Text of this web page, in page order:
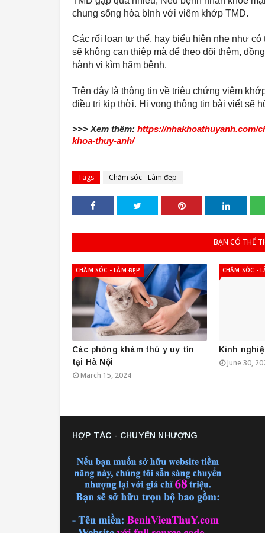
chung sống hòa bình với viêm khớp TMD.
Các rối loạn tư thế, hay biểu hiện nhẹ như
sẽ không can thiệp mà để theo dõi thêm,
hành vi kìm hãm bệnh.
Trên đây là thông tin về triệu chứng viêm
điều trị kịp thời. Hi vọng thông tin bài viết sẽ
>>> Xem thêm: https://nhakhoathuyanh.com/
khoa-thuy-anh/
Tags Chăm sóc - Làm đẹp
BẠN CÓ THỂ
CHĂM SÓC - LÀM ĐẸP
Các phòng khám thú y uy tín
tại Hà Nội
March 15, 2024
CHĂM SÓC -
Kinh
June 30,
HỢP TÁC - CHUYỂN NHƯỢNG